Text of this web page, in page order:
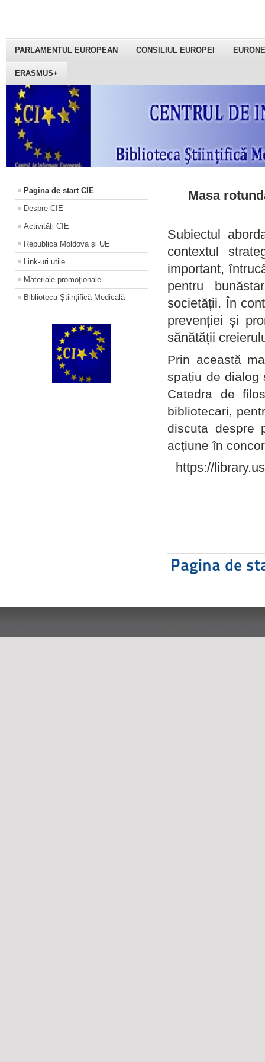
PARLAMENTUL EUROPEAN CONSILIUL EUROPEI
ERASMUS+
Pagina de start CIE
Despre CIE
Activități CIE
Republica Moldova și UE
Link-uri utile
Materiale promoţionale
Biblioteca Științifică Medicală
Masa
Subiectul
contextul
important,
pentru
societății. În
prevenției și
sănătății
Prin această
spațiu de dialog
Catedra de
bibliotecari,
discuta despre
acțiune în
https://
Pagina de